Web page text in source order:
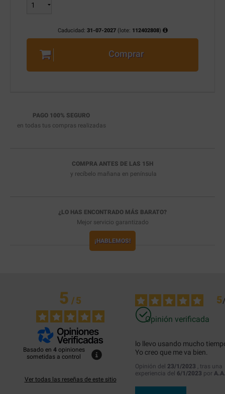
Caducidad: 31-07-2027(lote: 112402808)
Comprar
PAGO 100% SEGURO
en todas tus compras realizadas
COMPRA ANTES DE LAS 15H
y recíbelo mañana en península
¿LO HAS ENCONTRADO MÁS BARATO?
Mejor servicio garantizado
¡HABLEMOS!
5/5
Basado en 4 opiniones
sometidas a control
Ver todas las reseñas de este sitio
5
Opinión verificada
lo llevo usando mucho
Yo creo que me va bien.
Opinión del 23/1/2023 , tras una
experiencia del 6/1/2023 por